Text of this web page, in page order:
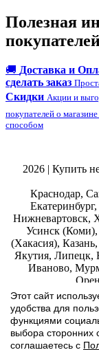
Полезная
🚚 Доставка и
сделать заказ
Скидки Акции и
покупателей о магазине
способом
2026 | Купить
Краснодар,
Нижневартовск,
Усинск (Коми),
(Хакасия),
Якутия, Липецк,
Иваново,
ИП Ильина
Этот сайт
удобства для
функциями
выбора сторонних
соглашаетесь с